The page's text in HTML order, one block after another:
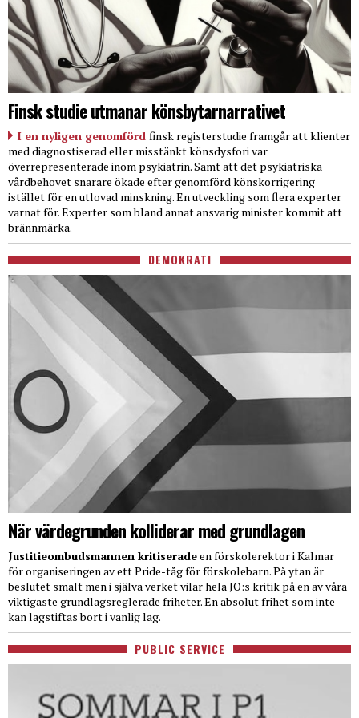
Finsk studie utmanar könsbytarnarrativet
I en nyligen genomförd finsk registerstudie framgår att klienter
med diagnostiserad eller misstänkt könsdysfori var
överrepresenterade inom psykiatrin. Samt att det psykiatriska
vårdbehovet snarare ökade efter genomförd könskorrigering
istället för en utlovad minskning. En utveckling som flera experter
varnat för. Experter som bland annat ansvarig minister kommit att
brännmärka.
DEMOKRATI
När värdegrunden kolliderar med grundlagen
Justitieombudsmannen kritiseradeen förskolerektor i Kalmar
för organiseringen av ett Pride-tåg för förskolebarn. På ytan är
beslutet smalt men i själva verket vilar hela JO:s kritik på en av våra
viktigaste grundlagsreglerade friheter. En absolut frihet som inte
kan lagstiftas bort i vanlig lag.
PUBLIC SERVICE